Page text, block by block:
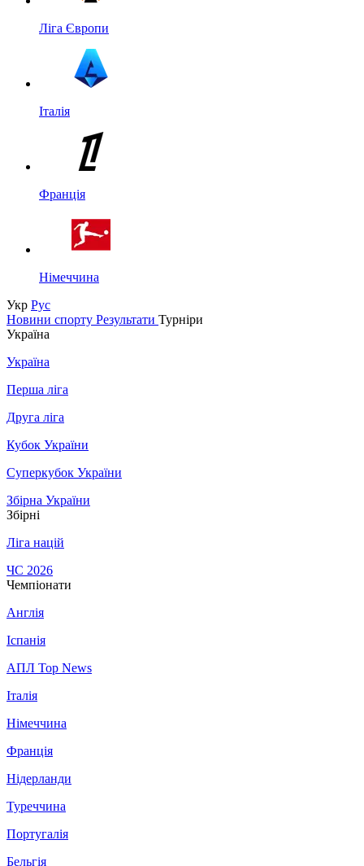
Ліга Європи
Італія
Франція
Німеччина
Укр Рус
Новини спорту Результати Турніри
Україна
Україна
Перша ліга
Друга ліга
Кубок України
Суперкубок України
Збірна України
Збірні
Ліга націй
ЧС 2026
Чемпіонати
Англія
Іспанія
АПЛ Top News
Італія
Німеччина
Франція
Нідерланди
Туреччина
Португалія
Бельгія